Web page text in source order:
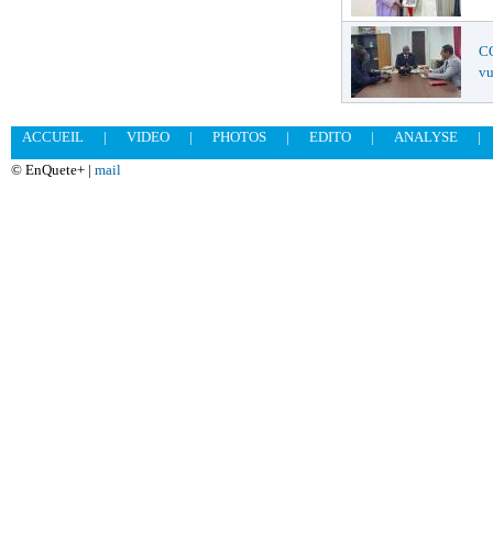
ACCUEIL | VIDEO | PHOTOS | EDITO | ANALYSE
|
© EnQuete+ | mail